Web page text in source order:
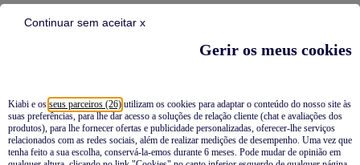
Gerir os meus cookies
Kiabi e os seus parceiros (26) utilizam os cookies para adaptar o conteúdo do nosso site às
suas preferências, para lhe dar acesso a soluções de relação cliente (chat e avaliações dos
produtos), para lhe fornecer ofertas e publicidade personalizadas, oferecer-lhe serviços
relacionados com as redes sociais, além de realizar medições de desempenho. Uma vez que
tenha feito a sua escolha, conservá-la-emos durante 6 meses. Pode mudar de opinião em
Continuar sem aceitar x
Pijamas
Novidades